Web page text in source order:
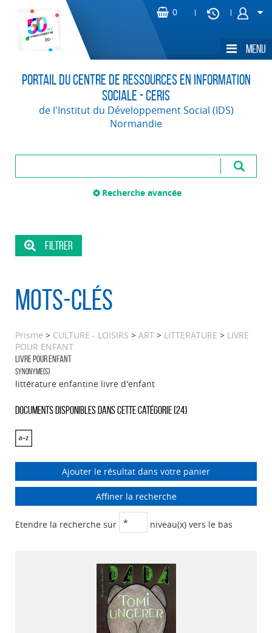
Portail du Centre de Ressources en Information
Sociale - CERIS
de l'Institut du Développement Social (IDS)
Normandie
Recherche avancée
Mots-clés
Prisme > CULTURE - LOISIRS > ART > LITTERATURE > LIVRE
POUR ENFANT
LIVRE POUR ENFANT
Synonyme(s)
littérature enfantine livre d'enfant
Documents disponibles dans cette catégorie (24)
Ajouter le résultat dans votre panier
Affiner la recherche
Etendre la recherche sur niveau(x) vers le bas